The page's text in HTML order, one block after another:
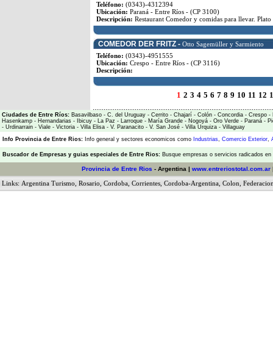
Teléfono: (0343)-4312394
Ubicación: Paraná - Entre Ríos - (CP 3100)
Descripción: Restaurant Comedor y comidas para llevar.
COMEDOR DER FRITZ - Otto Sagemüller y Sarmiento
Teléfono: (0343)-4951555
Ubicación: Crespo - Entre Ríos - (CP 3116)
Descripción:
1 2 3 4 5 6 7 8 9 10 11 12
Ciudades de Entre Ríos: Basavilbaso - C. del Uruguay - Cerrito - Chajarí - Colón - Concordia - Crespo -
Hasenkamp - Hernandarias - Ibicuy - La Paz - Larroque - María Grande - Nogoyá - Oro Verde - Paraná -
- Urdinarrain - Viale - Victoria - Villa Elisa - V. Paranacito - V. San José - Villa Urquiza - Villaguay
Info Provincia de Entre Rios: Info general y sectores economicos como Industrias, Comercio Exterior,
Buscador de Empresas y guias especiales de Entre Rios: Busque empresas o servicios radicados
Provincia de Entre Rios - Argentina | www.entreriostotal.com.ar
Links: Argentina Turismo Rosario Cordoba Corrientes Cordoba-Argentina Colon